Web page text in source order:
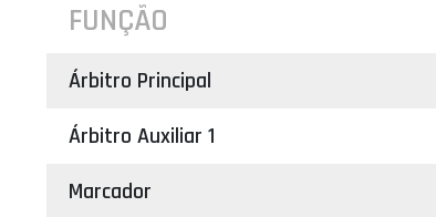
FUNÇÃO
Árbitro Principal
Árbitro Auxiliar 1
Marcador